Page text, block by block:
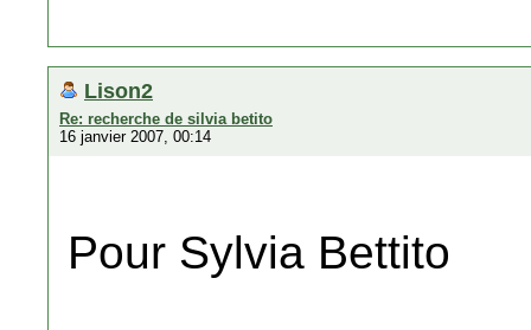
Lison2
Re: recherche de silvia betito
16 janvier 2007, 00:14
Pour Sylvia Bettito